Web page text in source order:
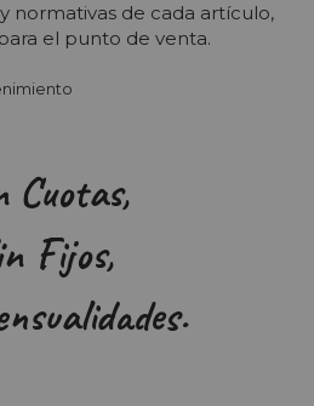
normativas de cada artículo,
el punto de venta.
Cuotas,
Fijos,